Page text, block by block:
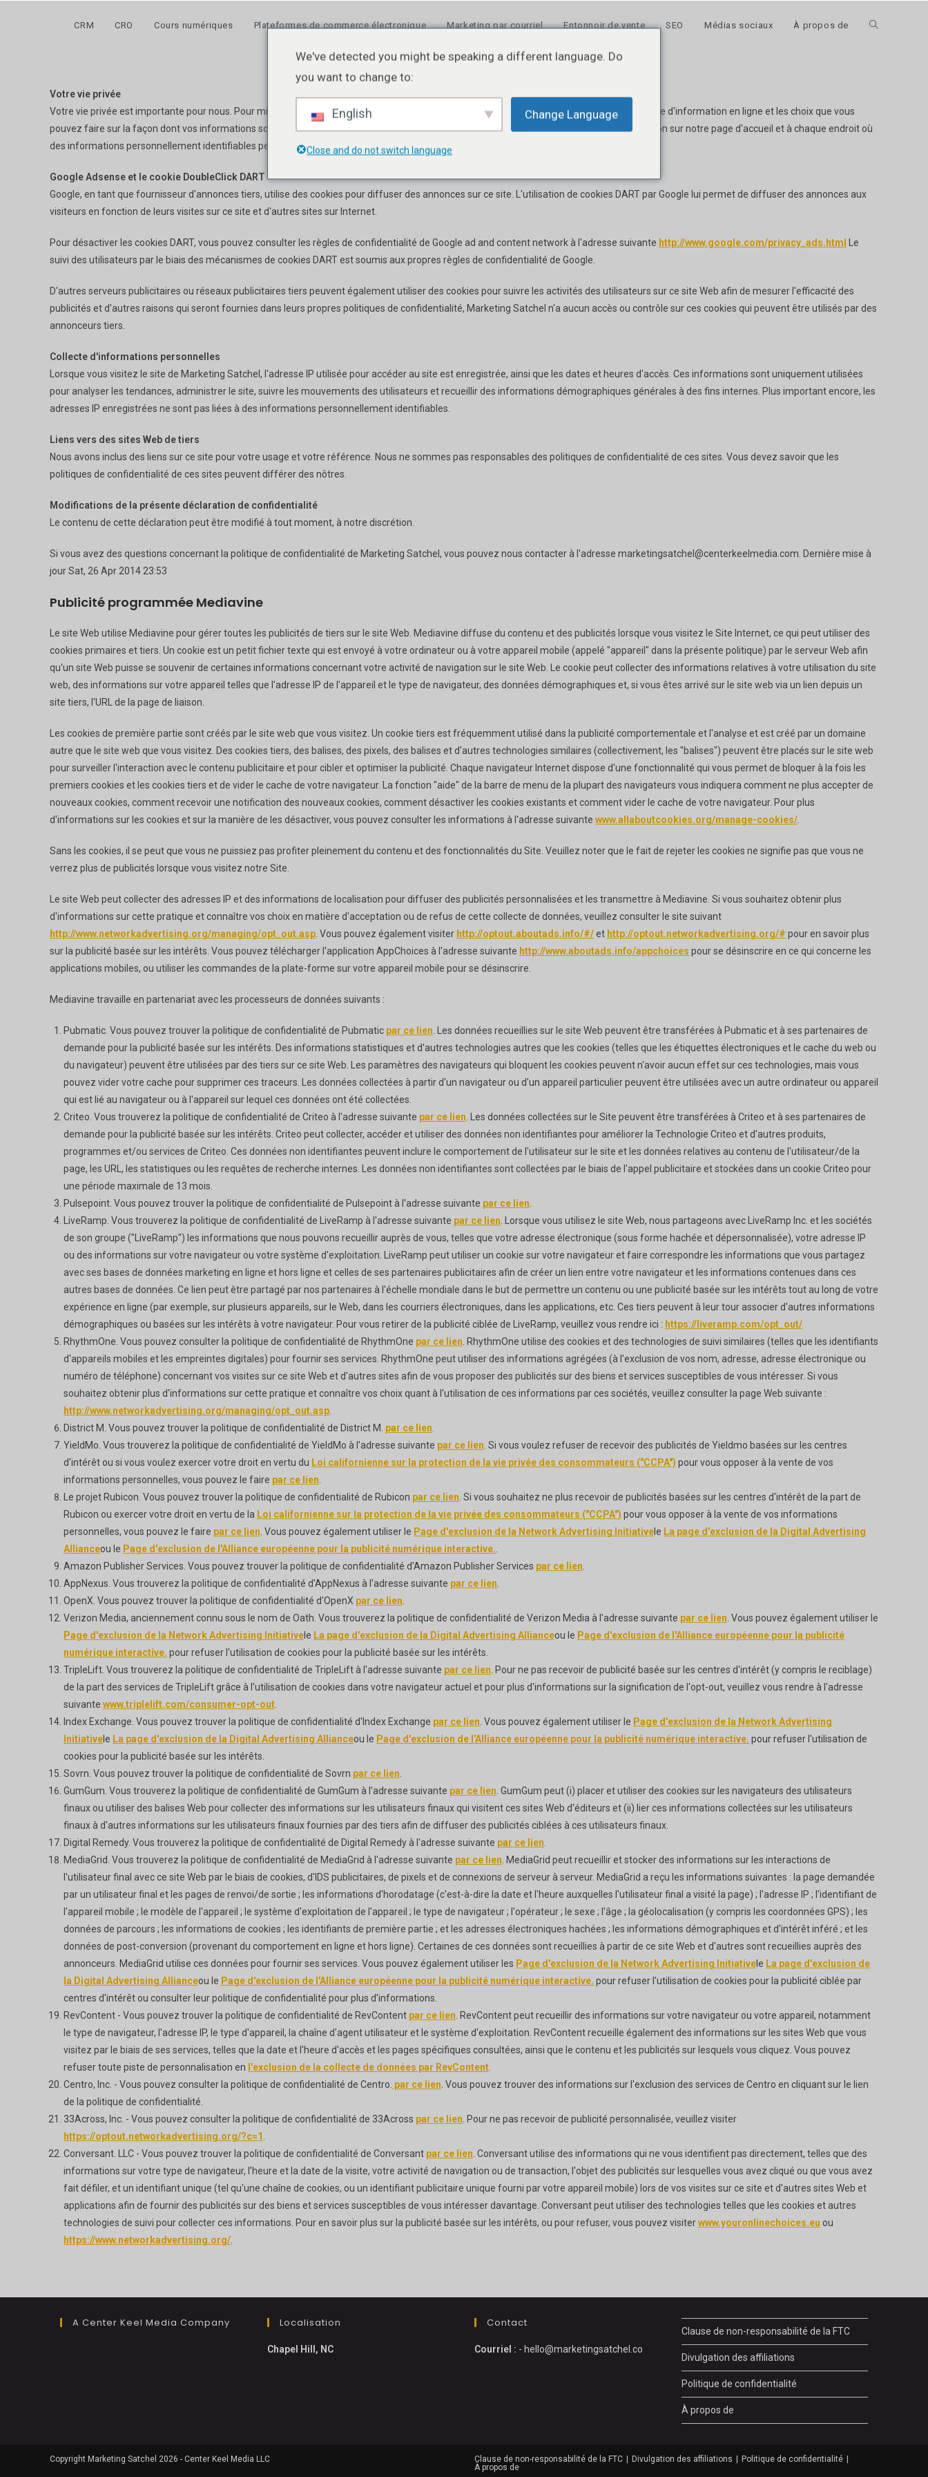
CRM CRO Cours numériques Plateformes de commerce électronique Marketing par courriel Entonnoir de vente SEO Médias sociaux À propos de Toggle
search
Votre vie privée
Votre vie privée est importante pour nous. Pour mieux protéger votre vie privée, nous fournissons cet avis expliquant nos pratiques en matière d'information en ligne et les choix que vous
pouvez faire sur la façon dont vos informations sont collectées et utilisées. Pour que cet avis soit facile à trouver, nous le mettons à disposition sur notre page d'accueil et à chaque endroit où
des informations personnellement identifiables peuvent être demandées.
Google Adsense et le cookie DoubleClick DART
Google, en tant que fournisseur d'annonces tiers, utilise des cookies pour diffuser des annonces sur ce site. L'utilisation de cookies DART par Google lui permet de diffuser des annonces aux
visiteurs en fonction de leurs visites sur ce site et d'autres sites sur Internet.
Pour désactiver les cookies DART, vous pouvez consulter les règles de confidentialité de Google ad and content network à l'adresse suivante http://www.google.com/privacy_ads.html
Le
suivi des utilisateurs par le biais des mécanismes de cookies DART est soumis aux propres règles de confidentialité de Google.
D'autres serveurs publicitaires ou réseaux publicitaires tiers peuvent également utiliser des cookies pour suivre les activités des utilisateurs sur ce site Web afin de mesurer l'efficacité des
publicités et d'autres raisons qui seront fournies dans leurs propres politiques de confidentialité, Marketing Satchel n'a aucun accès ou contrôle sur ces cookies qui peuvent être utilisés par des
annonceurs tiers.
Collecte d'informations personnelles
Lorsque vous visitez le site de Marketing Satchel, l'adresse IP utilisée pour accéder au site est enregistrée, ainsi que les dates et heures d'accès. Ces informations sont uniquement utilisées
pour analyser les tendances, administrer le site, suivre les mouvements des utilisateurs et recueillir des informations démographiques générales à des fins internes. Plus important encore, les
adresses IP enregistrées ne sont pas liées à des informations personnellement identifiables.
Liens vers des sites Web de tiers
Nous avons inclus des liens sur ce site pour votre usage et votre référence. Nous ne sommes pas responsables des politiques de confidentialité de ces sites. Vous devez savoir que les
politiques de confidentialité de ces sites peuvent différer des nôtres.
Modifications de la présente déclaration de confidentialité
Le contenu de cette déclaration peut être modifié à tout moment, à notre discrétion.
Si vous avez des questions concernant la politique de confidentialité de Marketing Satchel, vous pouvez nous contacter à l'adresse marketingsatchel@centerkeelmedia.com . Dernière mise à
jour Sat, 26 Apr 2014 23:53
Publicité programmée Mediavine
Le site Web utilise Mediavine pour gérer toutes les publicités de tiers sur le site Web. Mediavine diffuse du contenu et des publicités lorsque vous visitez le Site Internet, ce qui peut utiliser des
cookies primaires et tiers. Un cookie est un petit fichier texte qui est envoyé à votre ordinateur ou à votre appareil mobile (appelé "appareil" dans la présente politique) par le serveur Web afin
qu'un site Web puisse se souvenir de certaines informations concernant votre activité de navigation sur le site Web. Le cookie peut collecter des informations relatives à votre utilisation du site
web, des informations sur votre appareil telles que l'adresse IP de l'appareil et le type de navigateur, des données démographiques et, si vous êtes arrivé sur le site web via un lien depuis un
site tiers, l'URL de la page de liaison.
Les cookies de première partie sont créés par le site web que vous visitez. Un cookie tiers est fréquemment utilisé dans la publicité comportementale et l'analyse et est créé par un domaine
autre que le site web que vous visitez. Des cookies tiers, des balises, des pixels, des balises et d'autres technologies similaires (collectivement, les "balises") peuvent être placés sur le site web
pour surveiller l'interaction avec le contenu publicitaire et pour cibler et optimiser la publicité. Chaque navigateur Internet dispose d'une fonctionnalité qui vous permet de bloquer à la fois les
premiers cookies et les cookies tiers et de vider le cache de votre navigateur. La fonction "aide" de la barre de menu de la plupart des navigateurs vous indiquera comment ne plus accepter de
nouveaux cookies, comment recevoir une notification des nouveaux cookies, comment désactiver les cookies existants et comment vider le cache de votre navigateur. Pour plus
d'informations sur les cookies et sur la manière de les désactiver, vous pouvez consulter les informations à l'adresse suivante www.allaboutcookies.org/manage-cookies/
Sans les cookies, il se peut que vous ne puissiez pas profiter pleinement du contenu et des fonctionnalités du Site. Veuillez noter que le fait de rejeter les cookies ne signifie pas que vous ne
verrez plus de publicités lorsque vous visitez notre Site.
Le site Web peut collecter des adresses IP et des informations de localisation pour diffuser des publicités personnalisées et les transmettre à Mediavine. Si vous souhaitez obtenir plus
d'informations sur cette pratique et connaître vos choix en matière d'acceptation ou de refus de cette collecte de données, veuillez consulter le site suivant
http://www.networkadvertising.org/managing/opt_out.asp . Vous pouvez également visiter http://optout.aboutads.info/#/et http://optout.networkadvertising.org/# pour en savoir plus
sur la publicité basée sur les intérêts. Vous pouvez télécharger l'application AppChoices à l'adresse suivante http://www.aboutads.info/appchoices pour se désinscrire en ce qui concerne les
applications mobiles, ou utiliser les commandes de la plate-forme sur votre appareil mobile pour se désinscrire.
Mediavine travaille en partenariat avec les processeurs de données suivants :
Pubmatic. Vous pouvez trouver la politique de confidentialité de Pubmatic par ce lien . Les données recueillies sur le site Web peuvent être transférées à Pubmatic et à ses partenaires de
demande pour la publicité basée sur les intérêts. Des informations statistiques et d'autres technologies autres que les cookies (telles que les étiquettes électroniques et le cache du web ou
du navigateur) peuvent être utilisées par des tiers sur ce site Web. Les paramètres des navigateurs qui bloquent les cookies peuvent n'avoir aucun effet sur ces technologies, mais vous
pouvez vider votre cache pour supprimer ces traceurs. Les données collectées à partir d'un navigateur ou d'un appareil particulier peuvent être utilisées avec un autre ordinateur ou appareil
qui est lié au navigateur ou à l'appareil sur lequel ces données ont été collectées.
Criteo. Vous trouverez la politique de confidentialité de Criteo à l'adresse suivante par ce lien . Les données collectées sur le Site peuvent être transférées à Criteo et à ses partenaires de
demande pour la publicité basée sur les intérêts. Criteo peut collecter, accéder et utiliser des données non identifiantes pour améliorer la Technologie Criteo et d'autres produits,
programmes et/ou services de Criteo. Ces données non identifiantes peuvent inclure le comportement de l'utilisateur sur le site et les données relatives au contenu de l'utilisateur/de la
page, les URL, les statistiques ou les requêtes de recherche internes. Les données non identifiantes sont collectées par le biais de l'appel publicitaire et stockées dans un cookie Criteo pour
une période maximale de 13 mois.
Pulsepoint. Vous pouvez trouver la politique de confidentialité de Pulsepoint à l'adresse suivante par ce lien
LiveRamp. Vous trouverez la politique de confidentialité de LiveRamp à l'adresse suivante par ce lien . Lorsque vous utilisez le site Web, nous partageons avec LiveRamp Inc. et les sociétés
de son groupe ("LiveRamp") les informations que nous pouvons recueillir auprès de vous, telles que votre adresse électronique (sous forme hachée et dépersonnalisée), votre adresse IP
ou des informations sur votre navigateur ou votre système d'exploitation. LiveRamp peut utiliser un cookie sur votre navigateur et faire correspondre les informations que vous partagez
avec ses bases de données marketing en ligne et hors ligne et celles de ses partenaires publicitaires afin de créer un lien entre votre navigateur et les informations contenues dans ces
autres bases de données. Ce lien peut être partagé par nos partenaires à l'échelle mondiale dans le but de permettre un contenu ou une publicité basée sur les intérêts tout au long de votre
expérience en ligne (par exemple, sur plusieurs appareils, sur le Web, dans les courriers électroniques, dans les applications, etc. Ces tiers peuvent à leur tour associer d'autres informations
démographiques ou basées sur les intérêts à votre navigateur. Pour vous retirer de la publicité ciblée de LiveRamp, veuillez vous rendre ici : https://liveramp.com/opt_out/
RhythmOne. Vous pouvez consulter la politique de confidentialité de RhythmOne par ce lien . RhythmOne utilise des cookies et des technologies de suivi similaires (telles que les identifiants
d'appareils mobiles et les empreintes digitales) pour fournir ses services. RhythmOne peut utiliser des informations agrégées (à l'exclusion de vos nom, adresse, adresse électronique ou
numéro de téléphone) concernant vos visites sur ce site Web et d'autres sites afin de vous proposer des publicités sur des biens et services susceptibles de vous intéresser. Si vous
souhaitez obtenir plus d'informations sur cette pratique et connaître vos choix quant à l'utilisation de ces informations par ces sociétés, veuillez consulter la page Web suivante :
http://www.networkadvertising.org/managing/opt_out.asp
District M. Vous pouvez trouver la politique de confidentialité de District M. par ce lien
YieldMo. Vous trouverez la politique de confidentialité de YieldMo à l'adresse suivante par ce lien . Si vous voulez refuser de recevoir des publicités de Yieldmo basées sur les centres
d'intérêt ou si vous voulez exercer votre droit en vertu du Loi californienne sur la protection de la vie privée des consommateurs ("CCPA") pour vous opposer à la vente de vos
informations personnelles, vous pouvez le faire par ce lien
Le projet Rubicon. Vous pouvez trouver la politique de confidentialité de Rubicon par ce lien . Si vous souhaitez ne plus recevoir de publicités basées sur les centres d'intérêt de la part de
Rubicon ou exercer votre droit en vertu de la Loi californienne sur la protection de la vie privée des consommateurs ("CCPA") pour vous opposer à la vente de vos informations
personnelles, vous pouvez le faire par ce lien . Vous pouvez également utiliser le Page d'exclusion de la Network Advertising Initiativele La page d'exclusion de la Digital Advertising
Allianceou le Page d'exclusion de l'Alliance européenne pour la publicité numérique interactive.
Amazon Publisher Services. Vous pouvez trouver la politique de confidentialité d'Amazon Publisher Services par ce lien
AppNexus. Vous trouverez la politique de confidentialité d'AppNexus à l'adresse suivante par ce lien
OpenX. Vous pouvez trouver la politique de confidentialité d'OpenX par ce lien
Verizon Media, anciennement connu sous le nom de Oath. Vous trouverez la politique de confidentialité de Verizon Media à l'adresse suivante par ce lien . Vous pouvez également utiliser le
Page d'exclusion de la Network Advertising Initiativele La page d'exclusion de la Digital Advertising Allianceou le Page d'exclusion de l'Alliance européenne pour la publicité
numérique interactive. pour refuser l'utilisation de cookies pour la publicité basée sur les intérêts.
TripleLift. Vous trouverez la politique de confidentialité de TripleLift à l'adresse suivante par ce lien . Pour ne pas recevoir de publicité basée sur les centres d'intérêt (y compris le reciblage)
de la part des services de TripleLift grâce à l'utilisation de cookies dans votre navigateur actuel et pour plus d'informations sur la signification de l'opt-out, veuillez vous rendre à l'adresse
suivante www.triplelift.com/consumer-opt-out
Index Exchange. Vous pouvez trouver la politique de confidentialité d'Index Exchange par ce lien . Vous pouvez également utiliser le Page d'exclusion de la Network Advertising
Initiativele La page d'exclusion de la Digital Advertising Allianceou le Page d'exclusion de l'Alliance européenne pour la publicité numérique interactive. pour refuser l'utilisation de
cookies pour la publicité basée sur les intérêts.
Sovrn. Vous pouvez trouver la politique de confidentialité de Sovrn par ce lien
GumGum. Vous trouverez la politique de confidentialité de GumGum à l'adresse suivante par ce lien . GumGum peut (i) placer et utiliser des cookies sur les navigateurs des utilisateurs
finaux ou utiliser des balises Web pour collecter des informations sur les utilisateurs finaux qui visitent ces sites Web d'éditeurs et (ii) lier ces informations collectées sur les utilisateurs
finaux à d'autres informations sur les utilisateurs finaux fournies par des tiers afin de diffuser des publicités ciblées à ces utilisateurs finaux.
Digital Remedy. Vous trouverez la politique de confidentialité de Digital Remedy à l'adresse suivante par ce lien
MediaGrid. Vous trouverez la politique de confidentialité de MediaGrid à l'adresse suivante par ce lien . MediaGrid peut recueillir et stocker des informations sur les interactions de
l'utilisateur final avec ce site Web par le biais de cookies, d'IDS publicitaires, de pixels et de connexions de serveur à serveur. MediaGrid a reçu les informations suivantes : la page demandée
par un utilisateur final et les pages de renvoi/de sortie ; les informations d'horodatage (c'est-à-dire la date et l'heure auxquelles l'utilisateur final a visité la page) ; l'adresse IP ; l'identifiant de
l'appareil mobile ; le modèle de l'appareil ; le système d'exploitation de l'appareil ; le type de navigateur ; l'opérateur ; le sexe ; l'âge ; la géolocalisation (y compris les coordonnées GPS) ; les
données de parcours ; les informations de cookies ; les identifiants de première partie ; et les adresses électroniques hachées ; les informations démographiques et d'intérêt inféré ; et les
données de post-conversion (provenant du comportement en ligne et hors ligne). Certaines de ces données sont recueillies à partir de ce site Web et d'autres sont recueillies auprès des
annonceurs. MediaGrid utilise ces données pour fournir ses services. Vous pouvez également utiliser les Page d'exclusion de la Network Advertising Initiativele La page d'exclusion de
la Digital Advertising Allianceou le Page d'exclusion de l'Alliance européenne pour la publicité numérique interactive. pour refuser l'utilisation de cookies pour la publicité ciblée par
centres d'intérêt ou consulter leur politique de confidentialité pour plus d'informations.
RevContent - Vous pouvez trouver la politique de confidentialité de RevContent par ce lien . RevContent peut recueillir des informations sur votre navigateur ou votre appareil, notamment
le type de navigateur, l'adresse IP, le type d'appareil, la chaîne d'agent utilisateur et le système d'exploitation. RevContent recueille également des informations sur les sites Web que vous
visitez par le biais de ses services, telles que la date et l'heure d'accès et les pages spécifiques consultées, ainsi que le contenu et les publicités sur lesquels vous cliquez. Vous pouvez
refuser toute piste de personnalisation en l'exclusion de la collecte de données par RevContent
Centro, Inc. - Vous pouvez consulter la politique de confidentialité de Centro. par ce lien . Vous pouvez trouver des informations sur l'exclusion des services de Centro en cliquant sur le lien
de la politique de confidentialité.
33Across, Inc. - Vous pouvez consulter la politique de confidentialité de 33Across par ce lien . Pour ne pas recevoir de publicité personnalisée, veuillez visiter
https://optout.networkadvertising.org/?c=1
Conversant. LLC - Vous pouvez trouver la politique de confidentialité de Conversant par ce lien . Conversant utilise des informations qui ne vous identifient pas directement, telles que des
informations sur votre type de navigateur, l'heure et la date de la visite, votre activité de navigation ou de transaction, l'objet des publicités sur lesquelles vous avez cliqué ou que vous avez
fait défiler, et un identifiant unique (tel qu'une chaîne de cookies, ou un identifiant publicitaire unique fourni par votre appareil mobile) lors de vos visites sur ce site et d'autres sites Web et
applications afin de fournir des publicités sur des biens et services susceptibles de vous intéresser davantage. Conversant peut utiliser des technologies telles que les cookies et autres
technologies de suivi pour collecter ces informations. Pour en savoir plus sur la publicité basée sur les intérêts, ou pour refuser, vous pouvez visiterwww.youronlinechoices.eu ou
https://www.networkadvertising.org/
A Center Keel Media Company Localisation
Chapel Hill, NC
Contact
Courriel : - hello@marketingsatchel.co
Clause de non-responsabilité de la FTC
Divulgation des affiliations
Politique de confidentialité
À propos de
Clause de non-responsabilité de la FTC Divulgation des affiliations
Politique de confidentialité
À propos de
Copyright Marketing Satchel 2026 - Center Keel Media LLC
We've detected you might be speaking a different language. Do
you want to change to:
English Change Language
Close and do not switch language